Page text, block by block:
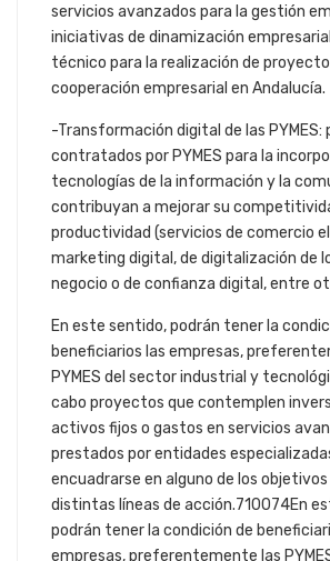
servicios avanzados para la gestión
iniciativas de dinamización
técnico para la realización de
cooperación empresarial en Andalucía.
-Transformación digital de las PYMES:
contratados por PYMES para la
tecnologías de la información y la
contribuyan a mejorar su
productividad (servicios de comercio
marketing digital, de digitalización de
negocio o de confianza digital, entre
En este sentido, podrán tener la
beneficiarios las empresas,
PYMES del sector industrial y
cabo proyectos que contemplen
activos fijos o gastos en servicios
prestados por entidades
encuadrarse en alguno de los
distintas líneas de acción.710074En
podrán tener la condición de
empresas, preferentemente las